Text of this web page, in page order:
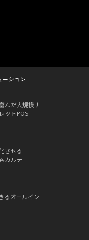
ーション
んだ大規模サ
ットPOS
させる
カルテ
るオールイン